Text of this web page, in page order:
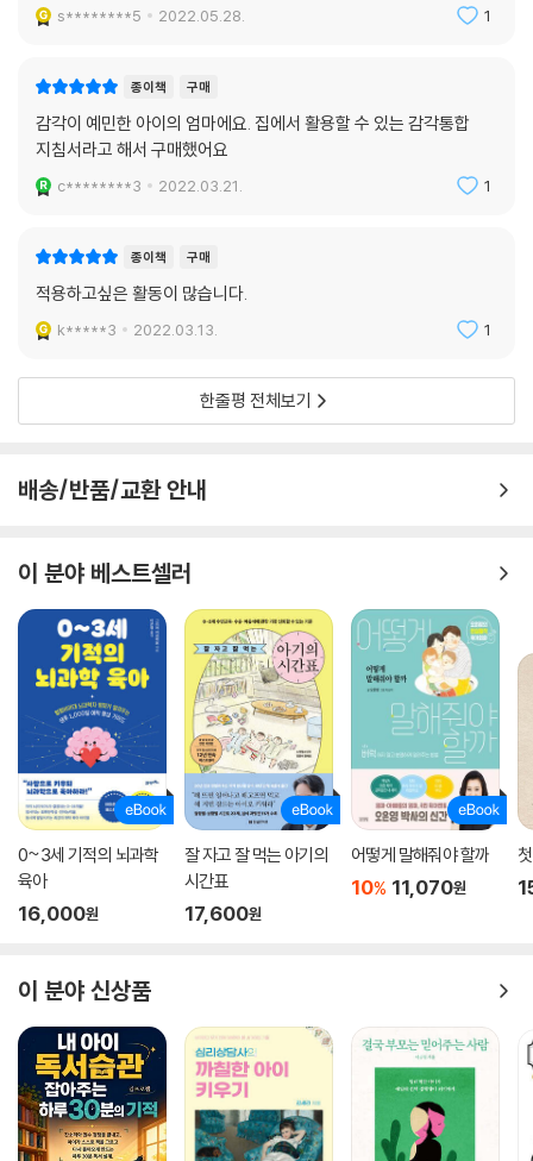
s********5 2022.05.28. 1
종이책 구매
감각이 예민한 아이의 엄마에요. 집에서 활용할 수 있는 감각통합
지침서라고 해서 구매했어요
c********3 2022.03.21. 1
종이책 구매
적용하고싶은 활동이 많습니다.
k*****3 2022.03.13. 1
한줄평 전체보기
배송/반품/교환 안내
이 분야 베스트셀러
0~3세 기적의 뇌과학
육아
16,000원
잘 자고 잘 먹는 아기의
시간표
17,600원
어떻게 말해줘야 할까
10% 11,070원
이 분야 신상품